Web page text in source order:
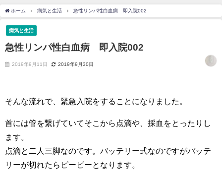
ホーム 病気と生活 急性リンパ性白血病 即入院002
病気と生活
急性リンパ性白血病 即入院002
2019年9月11日 2019年9月30日
そんな流れで、緊急入院をすることになりました。
首には管を繋げていてそこから点滴や、採血をとったりし
ます。
点滴と二人三脚なのです。バッテリー式なのですがバッテ
リーが切れたらピーピーとなります。